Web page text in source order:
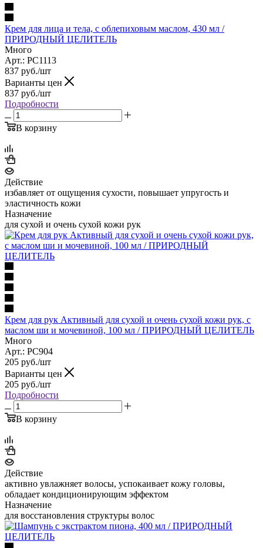
Крем для лица и тела, с облепиховым маслом, 430 мл /
ПРИРОДНЫЙ ЦЕЛИТЕЛЬ
Много
Арт.: PC1113
837 руб./шт
Варианты цен
837 руб./шт
Подробности
В корзину
Действие
избавляет от ощущения сухости, повышает упругость и
эластичность кожи
Назначение
для сухой и очень сухой кожи рук
Крем для рук Активный для сухой и очень сухой кожи рук, с
маслом ши и мочевиной, 100 мл / ПРИРОДНЫЙ ЦЕЛИТЕЛЬ
Много
Арт.: PC904
205 руб./шт
Варианты цен
205 руб./шт
Подробности
В корзину
Действие
активно увлажняет волосы, успокаивает кожу головы,
обладает кондиционирующим эффектом
Назначение
для восстановления структуры волос